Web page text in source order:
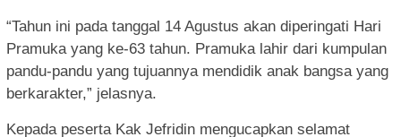
“Tahun ini pada tanggal 14 Agustus akan diperingati Hari
Pramuka yang ke-63 tahun. Pramuka lahir dari kumpulan
pandu-pandu yang tujuannya mendidik anak bangsa yang
berkarakter,” jelasnya.
Kepada peserta Kak Jefridin mengucapkan selamat